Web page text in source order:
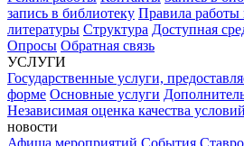
запись в библиотеку Правила работы
литературы Структура Доступная
Опросы Обратная связь
УСЛУГИ
Государственные услуги,
форме Основные услуги
Независимая оценка качества
новости
Афиша мероприятий События